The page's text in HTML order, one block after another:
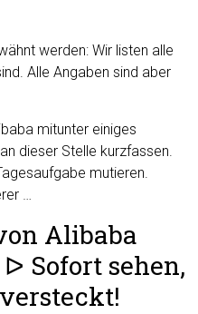
werden: Wir listen alle
Alle Angaben sind aber
mitunter einiges
dieser Stelle kurzfassen.
mutieren.
…
Alibaba
Sofort sehen,